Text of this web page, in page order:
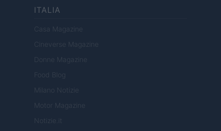
ITALIA
Casa Magazine
Cineverse Magazine
Donne Magazine
Food Blog
Milano Notizie
Motor Magazine
Notizie.it